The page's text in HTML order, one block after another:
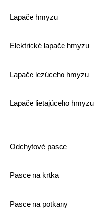
Lapače hmyzu
Elektrické lapače hmyzu
Lapače lezúceho hmyzu
Lapače lietajúceho hmyzu
Odchytové pasce
Pasce na krtka
Pasce na potkany